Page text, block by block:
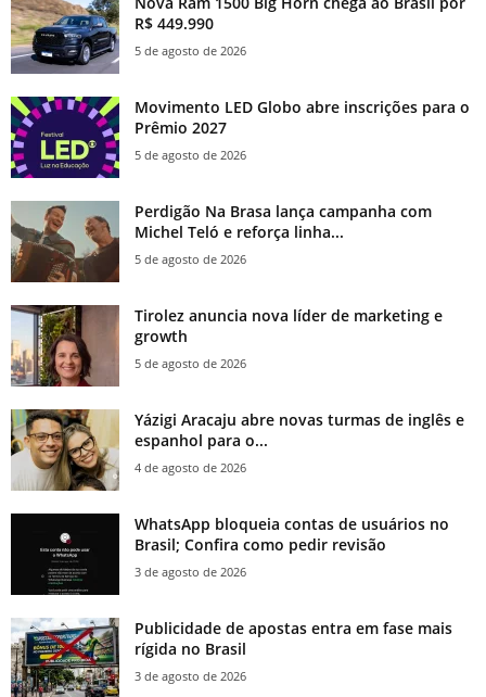
R$ 449.990
5 de agosto de 2026
Movimento LED Globo abre inscrições para o
Prêmio 2027
5 de agosto de 2026
Perdigão Na Brasa lança campanha com
Michel Teló e reforça linha...
5 de agosto de 2026
Tirolez anuncia nova líder de marketing e
growth
5 de agosto de 2026
Yázigi Aracaju abre novas turmas de inglês e
espanhol para o...
4 de agosto de 2026
WhatsApp bloqueia contas de usuários no
Brasil; Confira como pedir revisão
3 de agosto de 2026
Publicidade de apostas entra em fase mais
rígida no Brasil
3 de agosto de 2026